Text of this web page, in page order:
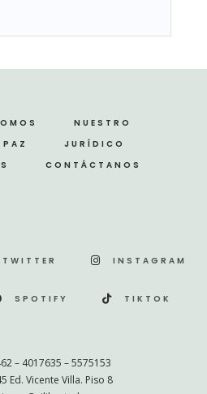
NUESTRO
PAZ
JURÍDICO
CONTÁCTANOS
TWITTER INSTAGRAM
SPOTIFY TIKTOK
– 4017635 – 5575153
Ed. Vicente Villa. Piso 8